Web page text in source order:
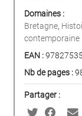
Domaines :
Bretagne,
contemporaine
EAN :
Nb de pages :
Partager :